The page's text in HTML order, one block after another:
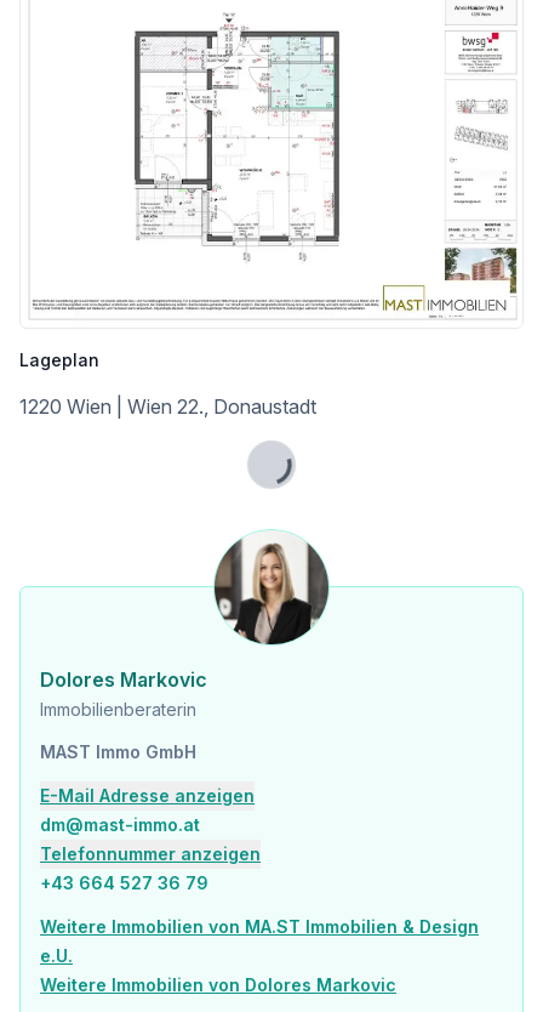
Die Wohnung befindet sich im 2. OG und verfügt über 57,93 m² Wohnfläche + einen 5,44 m² großen Balkon.
Raumaufteilung:
* Vorraum ca. 5,08 m²
* Wohnküche ca. 29,16 m²
* Schlafzimmer ca. 12,65 m²
* Badezimmer ca. 4,90 m²
* Separate Toilette ca. 2,18 m²
* Abstellraum ca. 3,96 m²
* Kellerabteil ca. 2,10 m²
Ein Tiefgaragenstellplatz kann um 29.345,75 € erworben werden.
Auf unserer Homepage finden Sie eine Übersicht zu dem Projekt "Gretls Garten" sowie zu den Projekten "Jonas am Feld" und "Leo am Teich", welche sich in unmittelbarer Nähe befinden. www.mast-immo.at [https://www.mast-immo.at/projekte]
Wir weisen darauf hin, dass zwischen dem Vermittler und dem zu vermittelnden Dritten ein familiäres oder wirtschaftliches Naheverhältnis besteht.
Gesundheit
Arzt <500m
Apotheke <500m
Krankenhaus <3.500m
Kinder & Schulen
Schule <500m
Lageplan
1220 Wien | Wien 22., Donaustadt
Lade...
Dolores Markovic
Immobilienberaterin
MAST Immo GmbH
E-Mail Adresse anzeigen
dm@mast-immo.at
Telefonnummer anzeigen
+43 664 527 36 79
Weitere Immobilien von MA.ST Immobilien & Design
e.U.
Weitere Immobilien von Dolores Markovic